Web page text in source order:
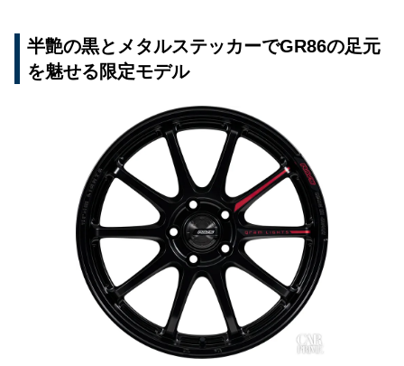
半艶の黒とメタルステッカーでGR86の足元
を魅せる限定モデル